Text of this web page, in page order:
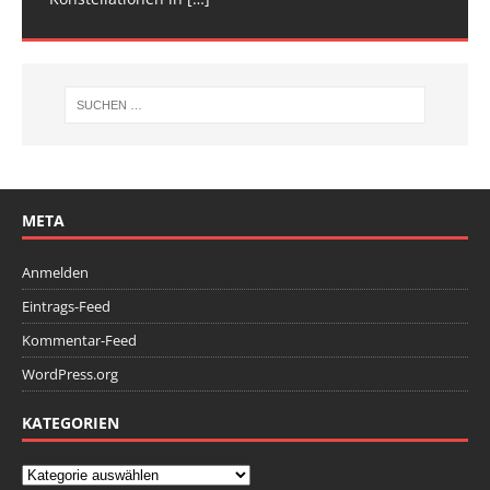
META
Anmelden
Eintrags-Feed
Kommentar-Feed
WordPress.org
KATEGORIEN